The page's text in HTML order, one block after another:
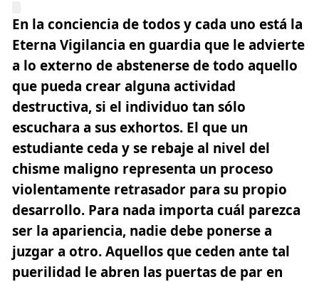
En la conciencia de todos y cada uno está la
Eterna Vigilancia en guardia que le advierte
a lo externo de abstenerse de todo aquello
que pueda crear alguna actividad
destructiva, si el individuo tan sólo
escuchara a sus exhortos. El que un
estudiante ceda y se rebaje al nivel del
chisme maligno representa un proceso
violentamente retrasador para su propio
desarrollo. Para nada importa cuál parezca
ser la apariencia, nadie debe ponerse a
juzgar a otro. Aquellos que ceden ante tal
puerilidad le abren las puertas de par en